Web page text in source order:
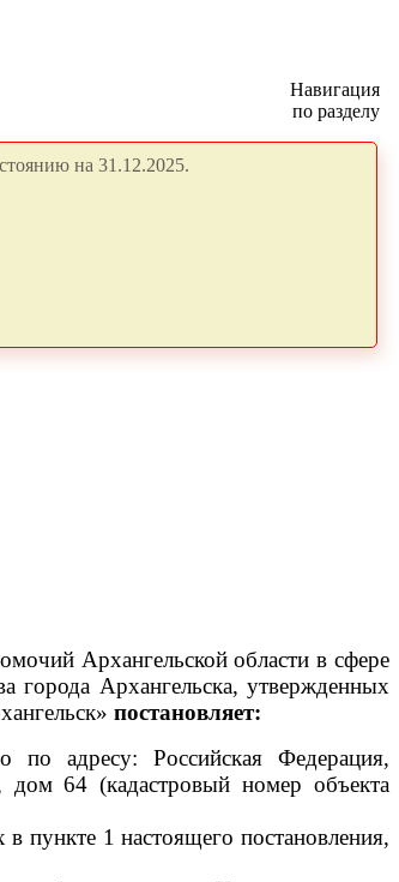
Навигация
по разделу
на 31.12.2025.
Архангельской области в сфере
города Архангельска, утвержденных
постановляет:
по адресу: Российская Федерация,
дом 64 (кадастровый номер объекта
пункте 1 настоящего постановления,